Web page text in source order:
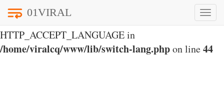
Notice
HTTP_ACCEPT_LANGUAGE in
/home/viralcq/www/lib/switch-lang.phpon line44
Toggle
01VIRAL